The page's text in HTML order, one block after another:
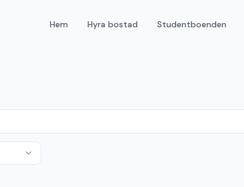
Hem Hyra bostad Studentboenden